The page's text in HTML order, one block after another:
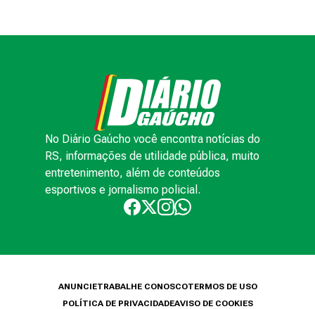
No Diário Gaúcho você encontra notícias do
RS, informações de utilidade pública, muito
entretenimento, além de conteúdos
esportivos e jornalismo policial.
ANUNCIETRABALHE CONOSCOTERMOS DE USO
POLÍTICA DE PRIVACIDADEAVISO DE COOKIES